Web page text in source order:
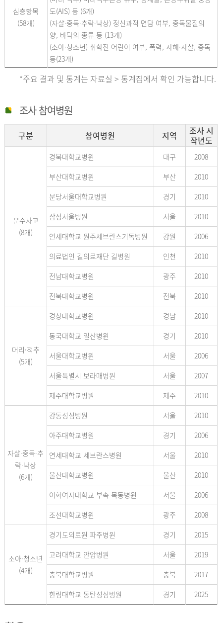
심층항목
(58개)
도(AIS) 등 (6개)
(자살·중독·추락·낙상) 정신과적 면담 여부, 중독물질의
양, 바닥의 종류 등 (13개)
(소아·청소년) 취학전 어린이 여부, 폭력, 자해·자살, 중독
등(23개)
*주요 결과 및 통계는 자료실 > 통계집에서 확인 가능합니다.
조사 참여병원
구분 참여병원 지역
조사 시
작년도
운수사고
(8개)
경북대학교병원 대구
2008
부산대학교병원
부산
2010
분당서울대학교병원
경기
2010
삼성서울병원
서울
2010
연세대학교 원주세브란스기독병원
강원
2006
의료법인 길의료재단 길병원
인천
2010
전남대학교병원
광주
2010
전북대학교병원
전북 2010
머리·척추
(5개)
경상대학교병원 경남
2010
동국대학교 일산병원
경기
2010
서울대학교병원
서울
2006
서울특별시 보라매병원
서울
2007
제주대학교병원
제주 2010
자살·중독·추
락·낙상
(6개)
강동성심병원 서울
2010
아주대학교병원
경기
2006
연세대학교 세브란스병원
서울
2010
울산대학교병원
울산
2010
이화여자대학교 부속 목동병원
서울
2006
조선대학교병원
광주 2008
소아·청소년
(4개)
경기도의료원 파주병원 경기
2015
고려대학교 안암병원
서울
2019
충북대학교병원
충북
2017
한림대학교 동탄성심병원
경기 2025